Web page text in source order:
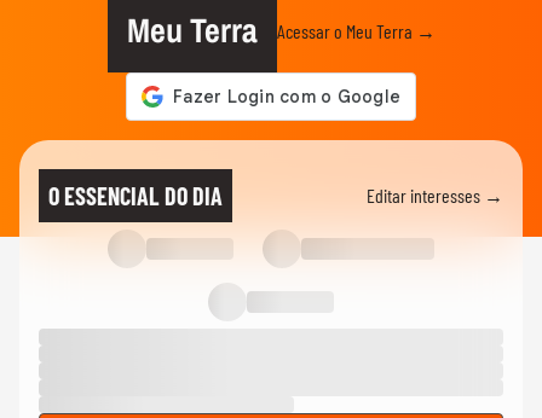
Meu Terra Acessar o Meu Terra →
O ESSENCIAL DO DIA Editar interesses →